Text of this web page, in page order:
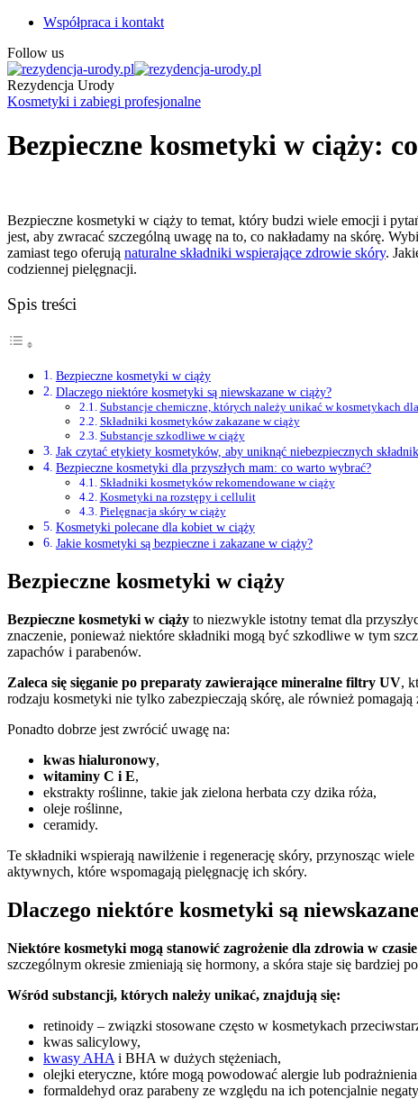
Współpraca i kontakt
Follow us
Rezydencja Urody
Kosmetyki i zabiegi profesjonalne
Bezpieczne kosmetyki w ciąży:
Bezpieczne kosmetyki w ciąży to temat, który budzi wiele emocji i
jest, aby zwracać szczególną uwagę na to, co nakładamy na skórę.
zamiast tego oferują naturalne składniki wspierające zdrowie skóry.
codziennej pielęgnacji.
Spis treści
Bezpieczne kosmetyki w ciąży
Dlaczego niektóre kosmetyki są niewskazane w ciąży?
Substancje chemiczne, których należy unikać w kosmetykach
Składniki kosmetyków zakazane w ciąży
Substancje szkodliwe w ciąży
Jak czytać etykiety kosmetyków, aby uniknąć niebezpiecznych
Bezpieczne kosmetyki dla przyszłych mam: co warto wybrać?
Składniki kosmetyków rekomendowane w ciąży
Kosmetyki na rozstępy i cellulit
Pielęgnacja skóry w ciąży
Kosmetyki polecane dla kobiet w ciąży
Jakie kosmetyki są bezpieczne i zakazane w ciąży?
Bezpieczne kosmetyki w ciąży
Bezpieczne kosmetyki w ciąży to niezwykle istotny temat dla
znaczenie, ponieważ niektóre składniki mogą być szkodliwe w tym
zapachów i parabenów.
Zaleca się sięganie po preparaty zawierające mineralne filtry UV,
rodzaju kosmetyki nie tylko zabezpieczają skórę, ale również
Ponadto dobrze jest zwrócić uwagę na:
kwas hialuronowy,
witaminy C i E,
ekstrakty roślinne, takie jak zielona herbata czy dzika róża,
oleje roślinne,
ceramidy.
Te składniki wspierają nawilżenie i regenerację skóry, przynosząc
aktywnych, które wspomagają pielęgnację ich skóry.
Dlaczego niektóre kosmetyki są
Niektóre kosmetyki mogą stanowić zagrożenie dla zdrowia w
szczególnym okresie zmieniają się hormony, a skóra staje się bardziej
Wśród substancji, których należy unikać, znajdują się:
retinoidy – związki stosowane często w kosmetykach
kwas salicylowy,
kwasy AHA i BHA w dużych stężeniach,
olejki eteryczne, które mogą powodować alergie lub
formaldehyd oraz parabeny ze względu na ich potencjalnie